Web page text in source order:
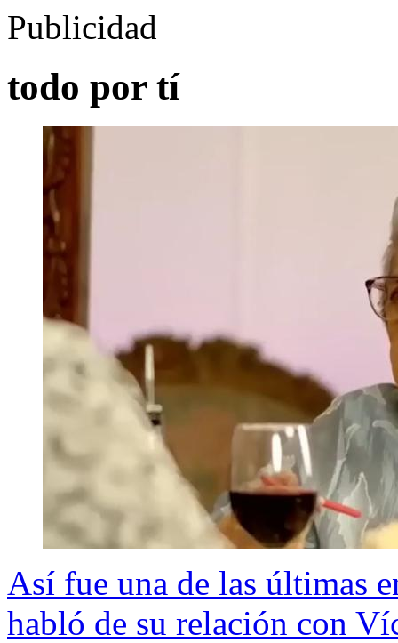
Publicidad
todo por tí
Así fue una de las últimas
habló de su relación con